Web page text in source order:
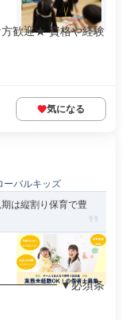
歓迎★ 資格や経験
気になる
ーバルキッズ
は縦割り保育で豊
▼必須条